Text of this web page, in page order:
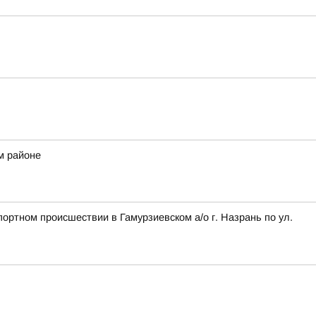
районе
происшествии в Гамурзиевском а/о г. Назрань по ул.